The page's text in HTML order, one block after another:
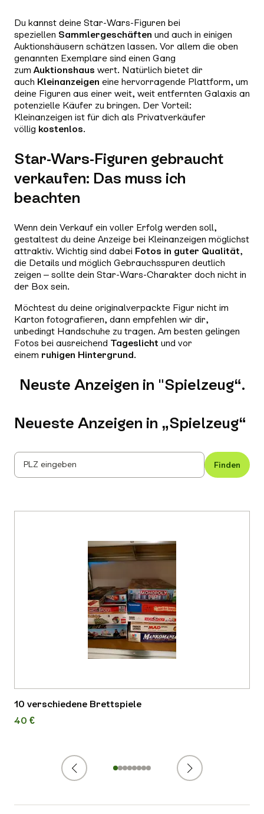
Du kannst deine Star-Wars-Figuren bei
speziellen Sammlergeschäften und auch in einigen
Auktionshäusern schätzen lassen. Vor allem die oben
genannten Exemplare sind einen Gang
zum Auktionshaus wert. Natürlich bietet dir
auch Kleinanzeigen eine hervorragende Plattform, um
deine Figuren aus einer weit, weit entfernten Galaxis an
potenzielle Käufer zu bringen. Der Vorteil:
Kleinanzeigen ist für dich als Privatverkäufer
völlig kostenlos.
Star-Wars-Figuren gebraucht
verkaufen: Das muss ich
beachten
Wenn dein Verkauf ein voller Erfolg werden soll,
gestaltest du deine Anzeige bei Kleinanzeigen möglichst
attraktiv. Wichtig sind dabei Fotos in guter Qualität,
die Details und möglich Gebrauchsspuren deutlich
zeigen – sollte dein Star-Wars-Charakter doch nicht in
der Box sein.
Möchtest du deine originalverpackte Figur nicht im
Karton fotografieren, dann empfehlen wir dir,
unbedingt Handschuhe zu tragen. Am besten gelingen
Fotos bei ausreichend Tageslicht und vor
einem ruhigen Hintergrund.
Neuste Anzeigen in "Spielzeug“.
Neueste Anzeigen in „Spielzeug“
PLZ eingeben Finden
Zurück
10 verschiedene Brettspiele
40 €
Weiter
1 2 3 4 5 6 7